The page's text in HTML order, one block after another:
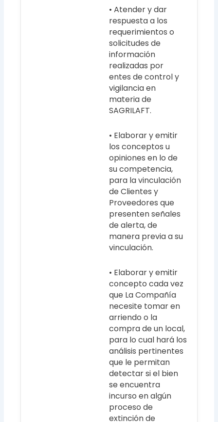
• Atender y dar
respuesta a los
requerimientos o
solicitudes de
información
realizadas por
entes de control y
vigilancia en
materia de
SAGRILAFT.
• Elaborar y emitir
los conceptos u
opiniones en lo de
su competencia,
para la vinculación
de Clientes y
Proveedores que
presenten señales
de alerta, de
manera previa a su
vinculación.
• Elaborar y emitir
concepto cada vez
que La Compañía
necesite tomar en
arriendo o la
compra de un local,
para lo cual hará los
análisis pertinentes
que le permitan
detectar si el bien
se encuentra
incurso en algún
proceso de
extinción de